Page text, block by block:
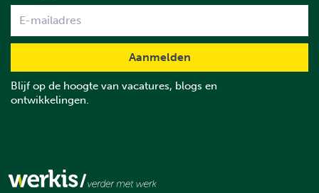
Blijf op de hoogte van vacatures, blogs en
ontwikkelingen.